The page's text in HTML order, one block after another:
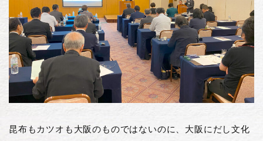
昆布もカツオも大阪のものではないのに、大阪にだし文化